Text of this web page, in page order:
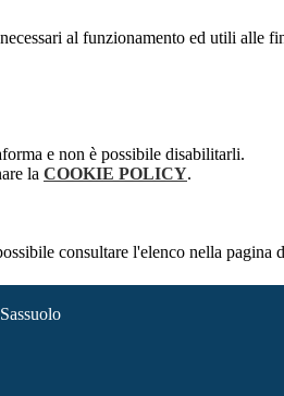
al funzionamento ed utili alle
e non è possibile disabilitarli.
la COOKIE POLICY.
consultare l'elenco nella pagina